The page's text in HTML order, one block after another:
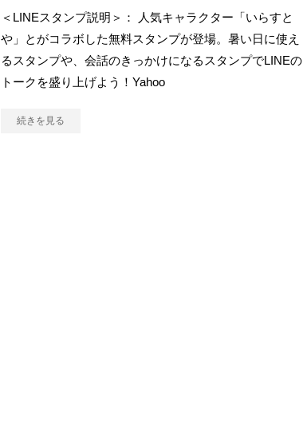
＜LINEスタンプ説明＞： 人気キャラクター「いらすと
や」とがコラボした無料スタンプが登場。暑い日に使え
るスタンプや、会話のきっかけになるスタンプでLINEの
トークを盛り上げよう！Yahoo
続きを見る